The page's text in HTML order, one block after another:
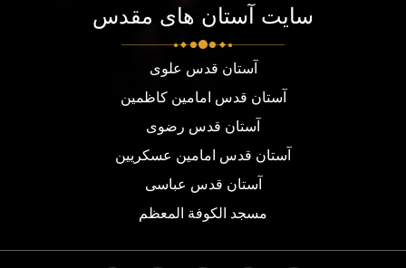
سایت آستان های مقدس
آستان قدس علوی
آستان قدس امامین کاظمین
آستان قدس رضوی
آستان قدس امامین عسکریین
آستان قدس عباسی
مسجد الكوفة المعظم